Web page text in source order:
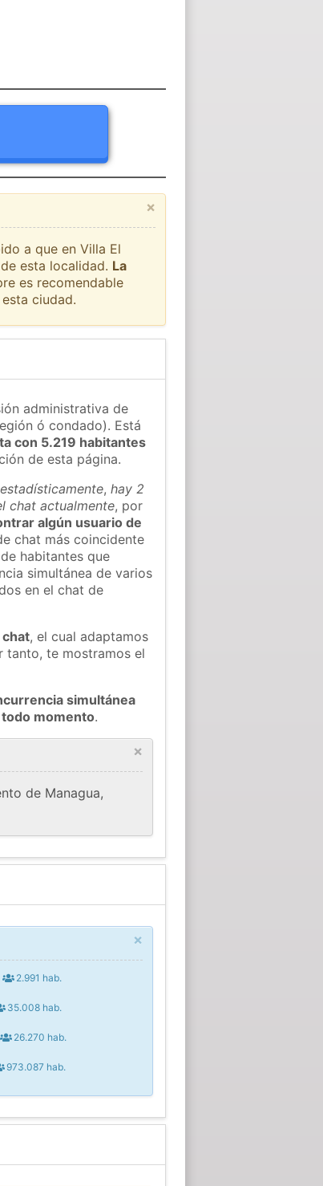
×
a que en Villa El
esta localidad. La
es recomendable
ciudad.
administrativa de
ó condado). Está
con 5.219 habitantes
de esta página.
estadísticamente,hay 2
chat actualmente, por
algún usuario de
chat más coincidente
habitantes que
simultánea de varios
en el chat de
chat, el cual adaptamos
tanto, te mostramos el
simultánea
momento.
×
de Managua,
×
2.991 hab.
35.008 hab.
26.270 hab.
973.087 hab.